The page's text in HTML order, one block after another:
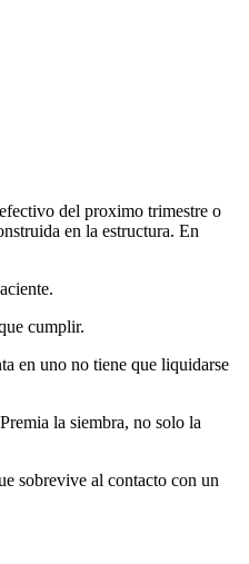
del proximo trimestre o
en la estructura. En
cumplir.
en uno no tiene que liquidarse
la siembra, no solo la
sobrevive al contacto con un